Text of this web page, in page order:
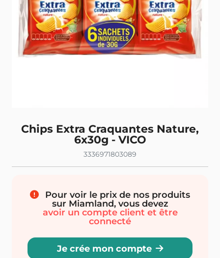
Chips Extra Craquantes Nature,
6x30g - VICO
3336971803089
Pour voir le prix de nos produits
sur Miamland, vous devez
avoir un compte client et être
connecté
Je crée mon compte